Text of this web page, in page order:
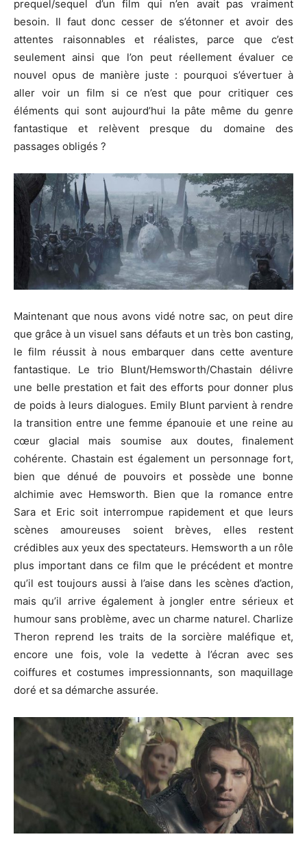
prequel/sequel d’un film qui n’en avait pas vraiment
besoin. Il faut donc cesser de s’étonner et avoir des
attentes raisonnables et réalistes, parce que c’est
seulement ainsi que l’on peut réellement évaluer ce
nouvel opus de manière juste : pourquoi s’évertuer à
aller voir un film si ce n’est que pour critiquer ces
éléments qui sont aujourd’hui la pâte même du genre
fantastique et relèvent presque du domaine des
passages obligés ?
Maintenant que nous avons vidé notre sac, on peut dire
que grâce à un visuel sans défauts et un très bon casting,
le film réussit à nous embarquer dans cette aventure
fantastique. Le trio Blunt/Hemsworth/Chastain délivre
une belle prestation et fait des efforts pour donner plus
de poids à leurs dialogues. Emily Blunt parvient à rendre
la transition entre une femme épanouie et une reine au
cœur glacial mais soumise aux doutes, finalement
cohérente. Chastain est également un personnage fort,
bien que dénué de pouvoirs et possède une bonne
alchimie avec Hemsworth. Bien que la romance entre
Sara et Eric soit interrompue rapidement et que leurs
scènes amoureuses soient brèves, elles restent
crédibles aux yeux des spectateurs. Hemsworth a un rôle
plus important dans ce film que le précédent et montre
qu’il est toujours aussi à l’aise dans les scènes d’action,
mais qu’il arrive également à jongler entre sérieux et
humour sans problème, avec un charme naturel. Charlize
Theron reprend les traits de la sorcière maléfique et,
encore une fois, vole la vedette à l’écran avec ses
coiffures et costumes impressionnants, son maquillage
doré et sa démarche assurée.